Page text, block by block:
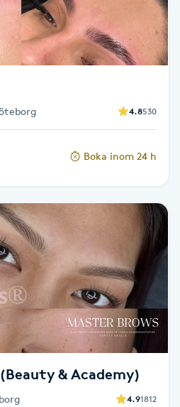
4.8530
Boka inom 24 h
(Beauty & Academy)
4.91812